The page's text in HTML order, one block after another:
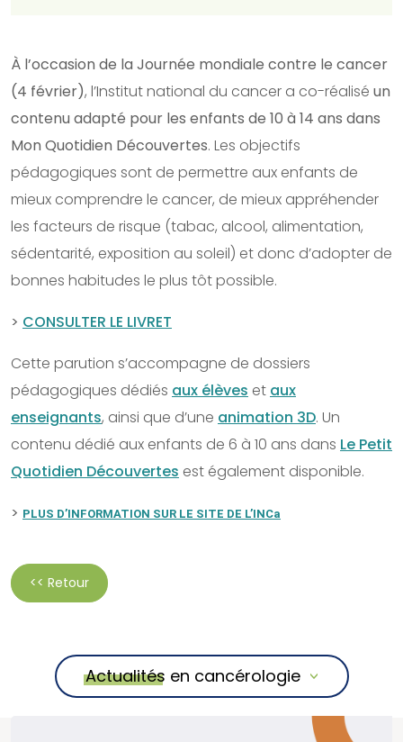
À l’occasion de la Journée mondiale contre le cancer
(4 février), l’Institut national du cancer a co-réalisé un
contenu adapté pour les enfants de 10 à 14 ans dans
Mon Quotidien Découvertes. Les objectifs
pédagogiques sont de permettre aux enfants de
mieux comprendre le cancer, de mieux appréhender
les facteurs de risque (tabac, alcool, alimentation,
sédentarité, exposition au soleil) et donc d’adopter de
bonnes habitudes le plus tôt possible.
> CONSULTER LE LIVRET
Cette parution s’accompagne de dossiers
pédagogiques dédiés aux élèves et aux
enseignants, ainsi que d’une animation 3D. Un
contenu dédié aux enfants de 6 à 10 ans dans Le Petit
Quotidien Découvertes est également disponible.
> PLUS D’INFORMATION SUR LE SITE DE L’INCa
<< Retour
Actualités en cancérologie